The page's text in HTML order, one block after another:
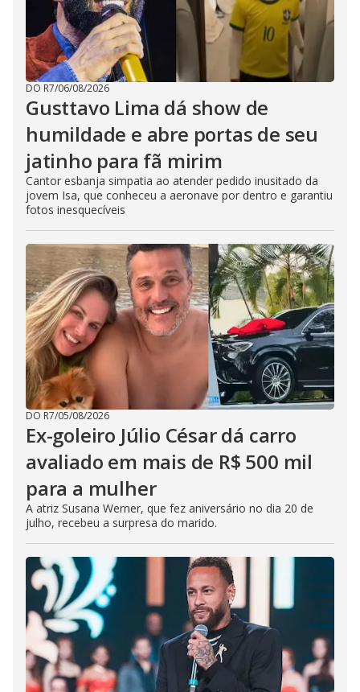
DO R7/06/08/2026
Gusttavo Lima dá show de
humildade e abre portas de seu
jatinho para fã mirim
Cantor esbanja simpatia ao atender pedido inusitado da
jovem Isa, que conheceu a aeronave por dentro e garantiu
fotos inesquecíveis
DO R7/05/08/2026
Ex-goleiro Júlio César dá carro
avaliado em mais de R$ 500 mil
para a mulher
A atriz Susana Werner, que fez aniversário no dia 20 de
julho, recebeu a surpresa do marido.